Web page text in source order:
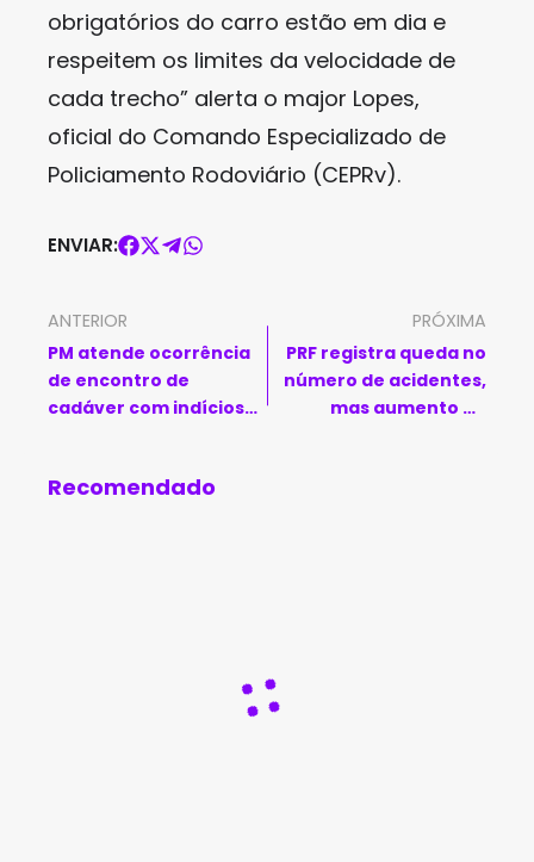
obrigatórios do carro estão em dia e
respeitem os limites da velocidade de
cada trecho” alerta o major Lopes,
oficial do Comando Especializado de
Policiamento Rodoviário (CEPRv).
ENVIAR:
ANTERIOR
PM atende ocorrência
de encontro de
cadáver com indícios
PRÓXIMA
PRF registra queda no
número de acidentes,
mas aumento de
Recomendado